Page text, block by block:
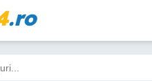
.ro
Toate
0